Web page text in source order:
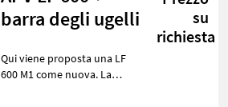
barra degli ugelli
su
richiesta
Qui viene proposta una LF
600 M1 come nuova. La